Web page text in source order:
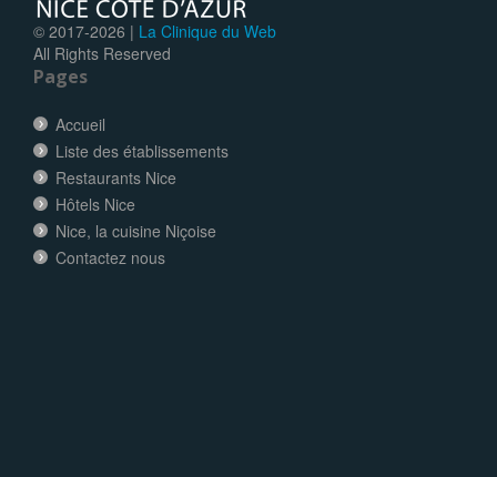
© 2017-2026 | La Clinique du Web
All Rights Reserved
Pages
Accueil
Liste des établissements
Restaurants Nice
Hôtels Nice
Nice, la cuisine Niçoise
Contactez nous